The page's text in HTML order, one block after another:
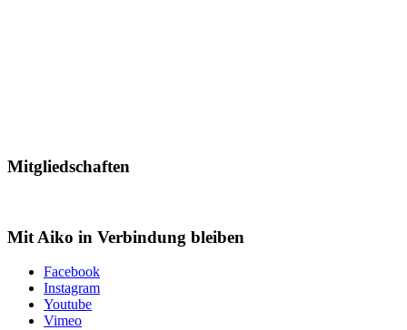
Mitgliedschaften
Mit Aiko in Verbindung bleiben
Facebook
Instagram
Youtube
Vimeo